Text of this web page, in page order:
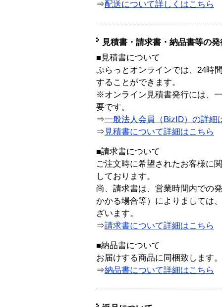
⇒配送について詳しくはこちら
見積書・請求書・納品書等の
■見積書について
ぷらっとオンラインでは、24時
することができます。
※オンライン見積書発行には、
要です。
⇒一般法人会員（BizID）の詳細
⇒ 見積書について詳細はこちら
■請求書について
ご注文時に希望されたお客様に
しております。
尚、請求書は、営業時間内での
かかる場合等）によりましては
ざいます。
⇒請求書について詳細はこちら
■納品書について
お届けする商品に同梱致します。
⇒納品書について詳細はこちら